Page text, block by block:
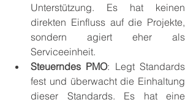
Unterstützung. Es hat keinen
direkten Einfluss auf die Projekte,
sondern agiert eher als
Serviceeinheit.
Steuerndes PMO: Legt Standards
fest und überwacht die Einhaltung
dieser Standards. Es hat eine